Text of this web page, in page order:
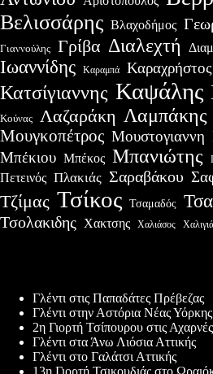
Βελισσάρης Βλαχοδήμος
Γιαννούλης Γρίβα Διαλεχτή
Ιωαννίδης Καραμπά Καραχρήστος
Κατσίγιαννης Καψάλης
Κούνας Λαζαράκη Λαμπάκης
Μουγκοπέτρος Μουστογιαννη
Μπέκιου Μπέκος Μπανιώτης
Πετεινός Πλακιάς Σαραβάκου
Τζίμας Τσίκος Τσαμαδός
Τσολακιδης Χακτσης Χαλιάσος
Γλέντι στις Παπαδάτες Πρέβεζας
Γλέντι στην Αστόρια Νέας Υόρκης
2η Γιορτή Τσίπουρου στις
Γλέντι στα Άνω Λιόσια Αττικής
Γλέντι στο Γαλάτσι Αττικής
13η Γιορτή Τσικουδιάς στο